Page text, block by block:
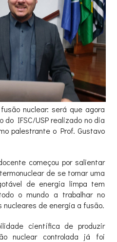
nuclear: será que agora
do IFSC/USP realizado no dia
palestrante o Prof. Gustavo
começou por salientar
de se tornar uma
de energia limpa tem
o mundo a trabalhar no
nucleares de energia a fusão.
científica de produzir
nuclear controlada já foi